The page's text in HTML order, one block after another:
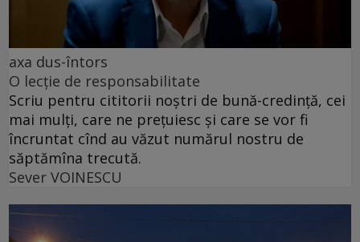
axa dus-întors
O lecție de responsabilitate
Scriu pentru cititorii noștri de bună-credință, cei
mai mulți, care ne prețuiesc și care se vor fi
încruntat cînd au văzut numărul nostru de
săptămîna trecută.
Sever VOINESCU